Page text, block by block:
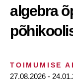
algebra
TOIMUMISE
27.08.2026 -